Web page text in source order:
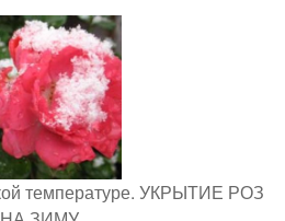
температуре. УКРЫТИЕ РОЗ